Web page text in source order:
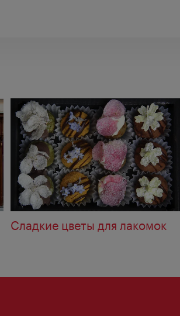
Сладкие цветы для лакомок